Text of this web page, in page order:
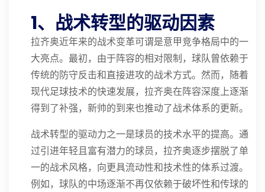
1、战术转型的驱动因素
拉齐奥近年来的战术变革可谓是意甲竞争格局中的一
大亮点。最初，由于阵容的相对限制，球队曾依赖于
传统的防守反击和直接进攻的战术方式。然而，随着
现代足球技术的快速发展，拉齐奥在阵容深度上逐渐
得到了补强，新帅的到来也推动了战术体系的更新。
战术转型的驱动力之一是球员的技术水平的提高。通
过引进年轻且富有潜力的球员，拉齐奥逐步摆脱了单
一的战术风格，向更具流动性和技术性的体系过渡。
例如，球队的中场逐渐不再仅依赖于破坏性和传球的